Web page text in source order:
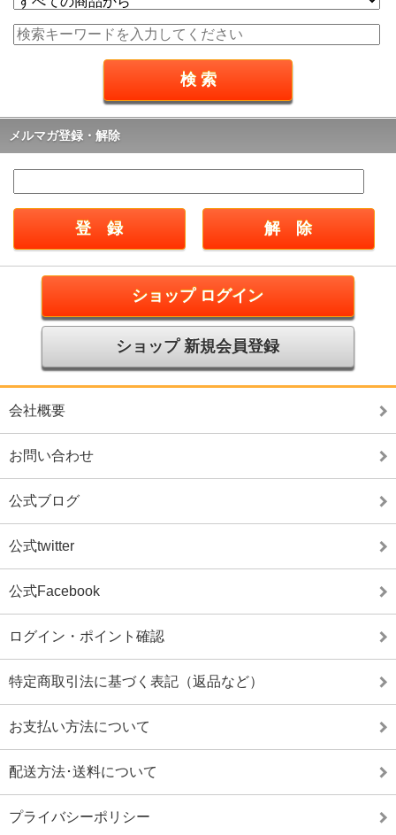
メルマガ登録・解除
ショップ ログイン
ショップ 新規会員登録
会社概要
お問い合わせ
公式ブログ
公式twitter
公式Facebook
ログイン・ポイント確認
特定商取引法に基づく表記（返品など）
お支払い方法について
配送方法･送料について
プライバシーポリシー